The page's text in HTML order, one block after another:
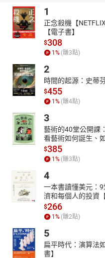
1
正念殺機【
【電子書】
$308
1 % (賺3點)
2
時間的起源：史蒂
$455
1 % (賺4點)
3
藝術的40堂公開課
看藝術如何誕生、
$385
1 % (賺3點)
4
一本書讀懂美元：
濟和每個人的投資
$266
1 % (賺2點)
5
扁平時代：演算法
書】